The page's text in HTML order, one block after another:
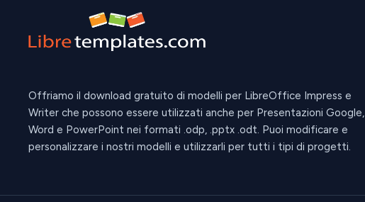
Offriamo il download gratuito di modelli per LibreOffice Impress e
Writer che possono essere utilizzati anche per Presentazioni Google,
Word e PowerPoint nei formati .odp, .pptx .odt. Puoi modificare e
personalizzare i nostri modelli e utilizzarli per tutti i tipi di progetti.